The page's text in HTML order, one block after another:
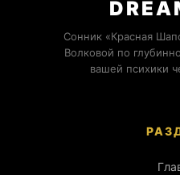
Сонник «Красная
Волковой по
вашей психики